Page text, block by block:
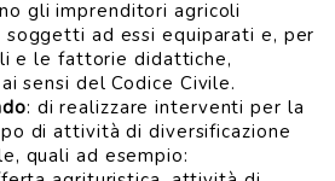
gli imprenditori agricoli
ad essi equiparati e, per
e le fattorie didattiche,
sensi del Codice Civile.
: di realizzare interventi per la
di attività di diversificazione
quali ad esempio: